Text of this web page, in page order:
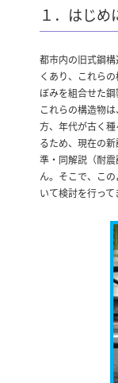
１．はじめ
都市内の旧式鋼
くあり、これら
ぼみを組合せた鋼
これらの構造物
方、年代が古く
るため、現在の
準・同解説（耐
ん。そこで、こ
いて検討を行って